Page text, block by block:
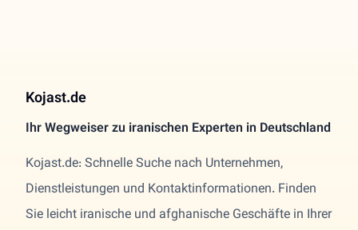
Kojast.de
Ihr Wegweiser zu iranischen Experten in Deutschland
Kojast.de: Schnelle Suche nach Unternehmen,
Dienstleistungen und Kontaktinformationen. Finden
Sie leicht iranische und afghanische Geschäfte in Ihrer